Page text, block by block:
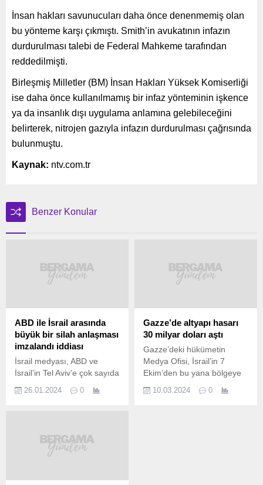
İnsan hakları savunucuları daha önce denenmemiş olan
bu yönteme karşı çıkmıştı. Smith’in avukatının infazın
durdurulması talebi de Federal Mahkeme tarafından
reddedilmişti.
Birleşmiş Milletler (BM) İnsan Hakları Yüksek Komiserliği
ise daha önce kullanılmamış bir infaz yönteminin işkence
ya da insanlık dışı uygulama anlamına gelebileceğini
belirterek, nitrojen gazıyla infazın durdurulması çağrısında
bulunmuştu.
Kaynak: ntv.com.tr
Benzer Konular
ABD ile İsrail arasında
büyük bir silah anlaşması
imzalandı iddiası
İsrail medyası, ABD ve
İsrail’in Tel Aviv’e çok sayıda
Apache savaş helikopteri
belirtilmeyen
yetkililer, anlaşmanın
olduğunu söyledi. İsrail’de
26.01.2024 0
Gazze’de altyapı hasarı
30 milyar doları aştı
Gazze’deki hükümetin
Medya Ofisi, İsrail’in 7
Ekim’den bu yana bölgeye
altyapıdaki hasarın 30
10.03.2024 0